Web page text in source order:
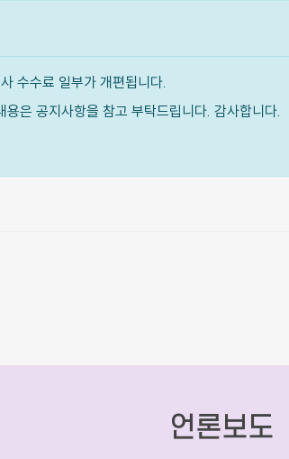
수수료 일부가 개편됩니다.
은 공지사항을 참고 부탁드립니다. 감사합니다.
언론보도